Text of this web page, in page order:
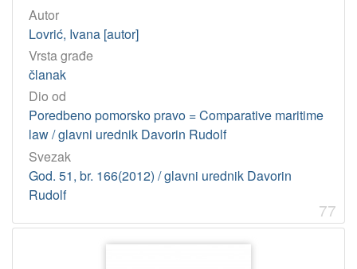
Autor
Lovrić, Ivana [autor]
Vrsta građe
članak
Dio od
Poredbeno pomorsko pravo = Comparative maritime
law / glavni urednik Davorin Rudolf
Svezak
God. 51, br. 166(2012) / glavni urednik Davorin
Rudolf
77